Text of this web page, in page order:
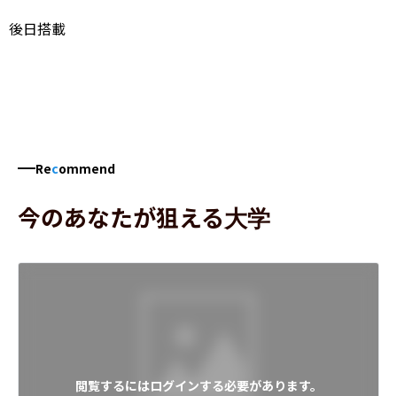
後日搭載
Recommend
今のあなたが狙える大学
閲覧するにはログインする必要があります。